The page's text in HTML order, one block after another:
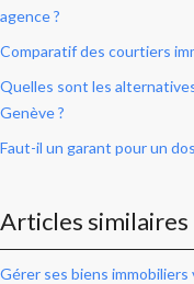
agence ?
Comparatif des courtiers
Quelles sont les
Genève ?
Faut-il un garant pour un
Articles similaires
Gérer ses biens